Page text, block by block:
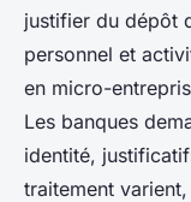
justifier du dépôt
personnel et
en micro-
Les banques
identité,
traitement